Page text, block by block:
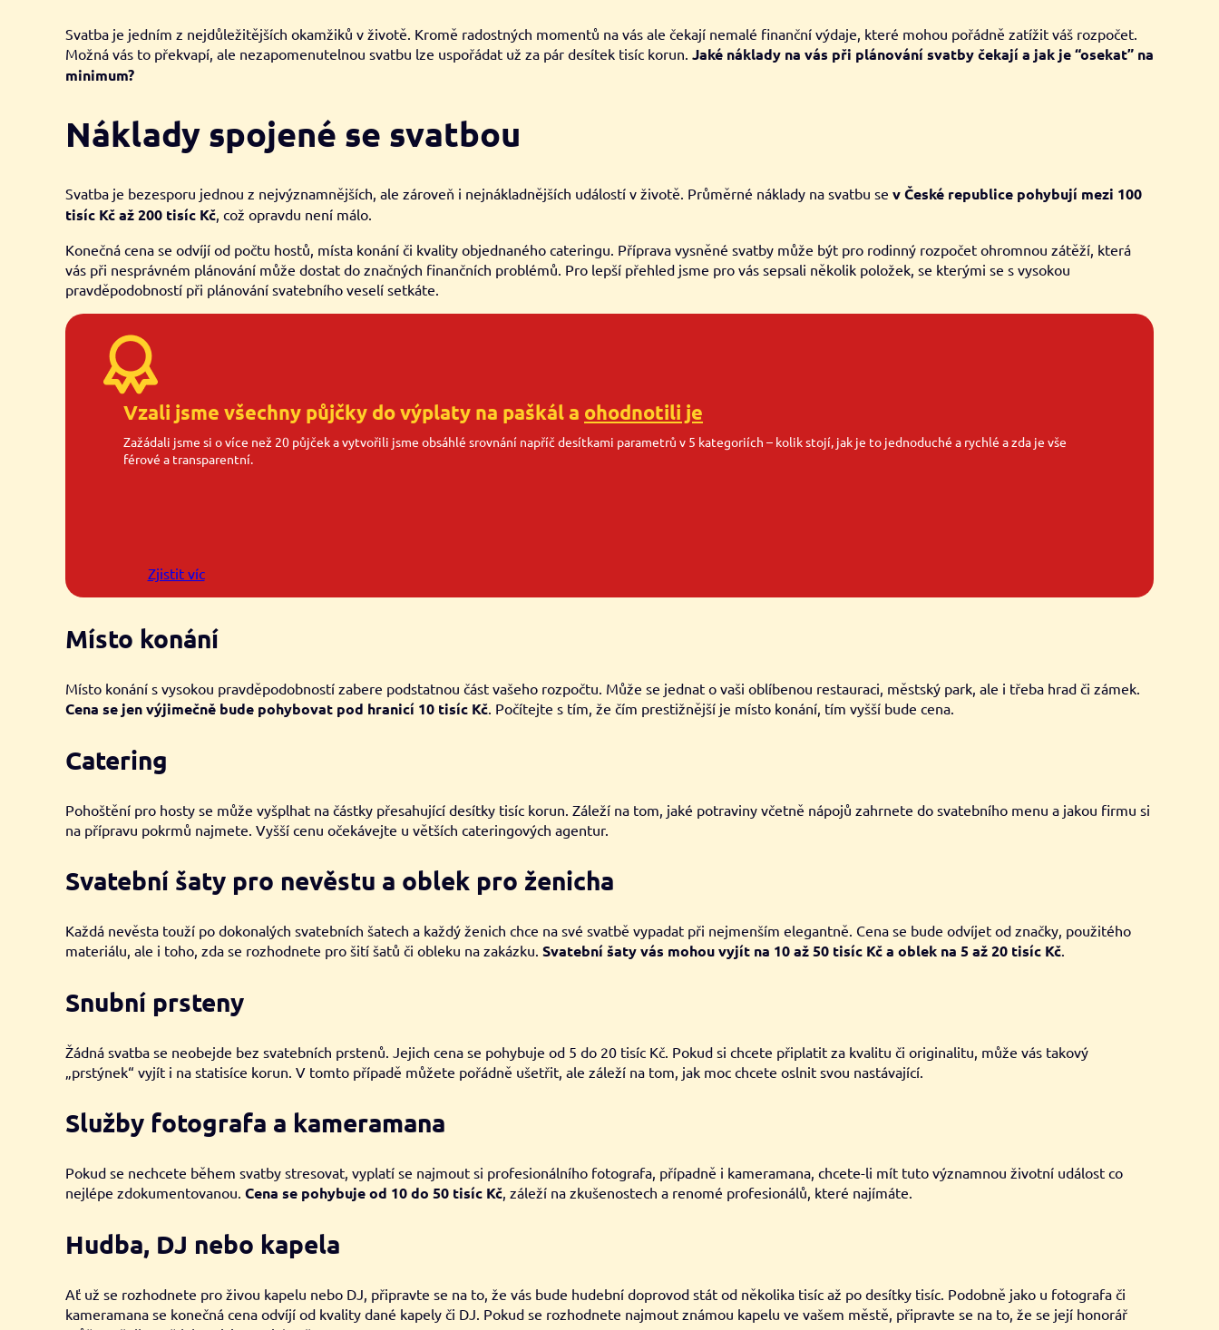
Svatba je jedním z nejdůležitějších okamžiků v životě. Kromě radostných momentů na vás ale čekají nemalé finanční výdaje, které mohou pořádně zatížit váš rozpočet.
Možná vás to překvapí, ale nezapomenutelnou svatbu lze uspořádat už za pár desítek tisíc korun. Jaké náklady na vás při plánování svatby čekají a jak je “osekat” na
minimum?
Náklady spojené se svatbou
Svatba je bezesporu jednou z nejvýznamnějších, ale zároveň i nejnákladnějších událostí v životě. Průměrné náklady na svatbu se v České republice pohybují mezi 100
tisíc Kč až 200 tisíc Kč , což opravdu není málo.
Konečná cena se odvíjí od počtu hostů, místa konání či kvality objednaného cateringu. Příprava vysněné svatby může být pro rodinný rozpočet ohromnou zátěží, která
vás při nesprávném plánování může dostat do značných finančních problémů. Pro lepší přehled jsme pro vás sepsali několik položek, se kterými se s vysokou
pravděpodobností při plánování svatebního veselí setkáte.
Vzali jsme všechny půjčky do výplaty na paškál a ohodnotili je
Zažádali jsme si o více než 20 půjček a vytvořili jsme obsáhlé srovnání napříč desítkami parametrů v 5 kategoriích – kolik stojí, jak je to jednoduché a rychlé a zda je vše
férové a transparentní.
Zjistit víc
Místo konání
Místo konání s vysokou pravděpodobností zabere podstatnou část vašeho rozpočtu. Může se jednat o vaši oblíbenou restauraci, městský park, ale i třeba hrad či zámek.
Cena se jen výjimečně bude pohybovat pod hranicí 10 tisíc Kč . Počítejte s tím, že čím prestižnější je místo konání, tím vyšší bude cena.
Catering
Pohoštění pro hosty se může vyšplhat na částky přesahující desítky tisíc korun. Záleží na tom, jaké potraviny včetně nápojů zahrnete do svatebního menu a jakou firmu si
na přípravu pokrmů najmete. Vyšší cenu očekávejte u větších cateringových agentur.
Svatební šaty pro nevěstu a oblek pro ženicha
Každá nevěsta touží po dokonalých svatebních šatech a každý ženich chce na své svatbě vypadat při nejmenším elegantně. Cena se bude odvíjet od značky, použitého
materiálu, ale i toho, zda se rozhodnete pro šití šatů či obleku na zakázku. Svatební šaty vás mohou vyjít na 10 až 50 tisíc Kč a oblek na 5 až 20 tisíc Kč
Snubní prsteny
Žádná svatba se neobejde bez svatebních prstenů. Jejich cena se pohybuje od 5 do 20 tisíc Kč. Pokud si chcete připlatit za kvalitu či originalitu, může vás takový
„prstýnek“ vyjít i na statisíce korun. V tomto případě můžete pořádně ušetřit, ale záleží na tom, jak moc chcete oslnit svou nastávající.
Služby fotografa a kameramana
Pokud se nechcete během svatby stresovat, vyplatí se najmout si profesionálního fotografa, případně i kameramana, chcete-li mít tuto významnou životní událost co
nejlépe zdokumentovanou. Cena se pohybuje od 10 do 50 tisíc Kč , záleží na zkušenostech a renomé profesionálů, které najímáte.
Hudba, DJ nebo kapela
Ať už se rozhodnete pro živou kapelu nebo DJ, připravte se na to, že vás bude hudební doprovod stát od několika tisíc až po desítky tisíc. Podobně jako u fotografa či
kameramana se konečná cena odvíjí od kvality dané kapely či DJ. Pokud se rozhodnete najmout známou kapelu ve vašem městě, připravte se na to, že se její honorář